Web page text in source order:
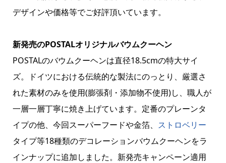
デザインや価格等でご好評頂いています。
新発売のPOSTALオリジナルバウムクーヘン
POSTALのバウムクーヘンは直径18.5cmの特大サイ
ズ。ドイツにおける伝統的な製法にのっとり、厳選さ
れた素材のみを使用(膨張剤・添加物不使用)し、職人が
一層一層丁寧に焼き上げています。定番のプレーンタ
イプの他、今回スーパーフードや金箔、 ストロベリー
タイプ等18種類のデコレーションバウムクーヘンをラ
インナップに追加しました。新発売キャンペーン適用